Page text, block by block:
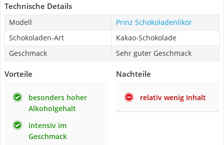
Technische Details
Modell
Prinz Schokoladenlikör
Schokoladen-Art
Kakao-Schokolade
Geschmack
Sehr guter Geschmack
Vorteile
besonders hoher
Alkoholgehalt
intensiv im
Geschmack
Nachteile
relativ wenig Inhalt